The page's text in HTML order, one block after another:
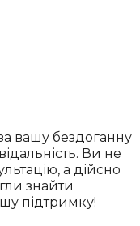
вашу бездоганну
Ви не
а дійсно
знайти
підтримку!